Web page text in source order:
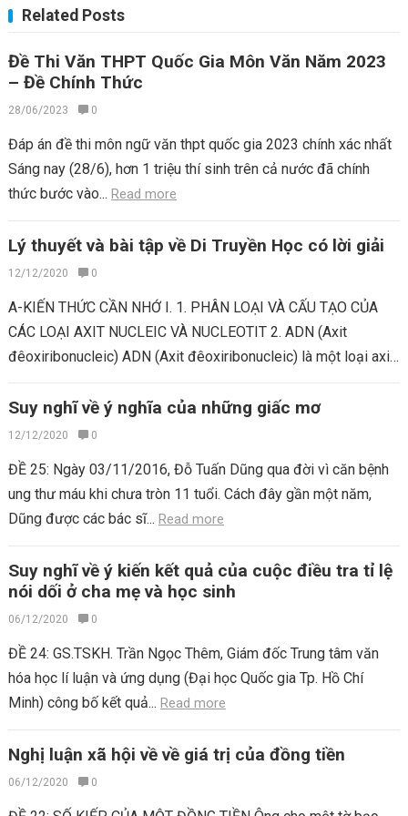
Related Posts
Đề Thi Văn THPT Quốc Gia Môn Văn Năm 2023
– Đề Chính Thức
28/06/2023 0
Đáp án đề thi môn ngữ văn thpt quốc gia 2023 chính xác nhất
Sáng nay (28/6), hơn 1 triệu thí sinh trên cả nước đã chính
thức bước vào... Read more
Lý thuyết và bài tập về Di Truyền Học có lời giải
12/12/2020 0
A-KIẾN THỨC CẦN NHỚ I. 1. PHÂN LOẠI VÀ CẤU TẠO CỦA
CÁC LOẠI AXIT NUCLEIC VÀ NUCLEOTIT 2. ADN (Axit
đêoxiribonucleic) ADN (Axit đêoxiribonucleic) là một loại axit
Suy nghĩ về ý nghĩa của những giấc mơ
12/12/2020 0
ĐỀ 25: Ngày 03/11/2016, Đỗ Tuấn Dũng qua đời vì căn bệnh
ung thư máu khi chưa tròn 11 tuổi. Cách đây gần một năm,
Dũng được các bác sĩ... Read more
Suy nghĩ về ý kiến kết quả của cuộc điều tra tỉ lệ
nói dối ở cha mẹ và học sinh
06/12/2020 0
ĐỀ 24: GS.TSKH. Trần Ngọc Thêm, Giám đốc Trung tâm văn
hóa học lí luận và ứng dụng (Đại học Quốc gia Tp. Hồ Chí
Minh) công bố kết quả... Read more
Nghị luận xã hội về về giá trị của đồng tiền
06/12/2020 0